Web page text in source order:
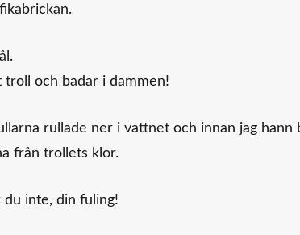
och badar i dammen!
rullade ner i vattnet och innan jag hann
från trollets klor.
du inte, din fuling!